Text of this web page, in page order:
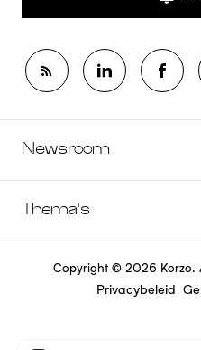
Newsroom
Thema's
Copyright © 2026 Korzo.
Privacybeleid